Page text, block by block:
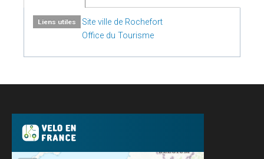
Liens utiles
Site ville de Rochefort
Office du Tourisme